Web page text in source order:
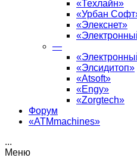
«Техлайн»
«Урбан
«Элекснет»
—
«Элсидитоп»
«Atsoft»
«Engy»
«Zorgtech»
Форум
«ATMmachines»
...
Меню